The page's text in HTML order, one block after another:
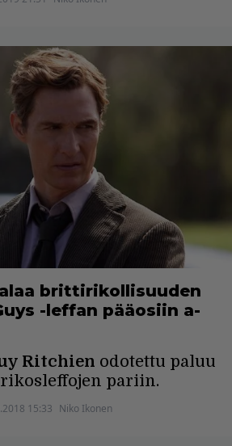
brittirikollisuuden
-leffan pääosiin a-
Ritchien odotettu paluu
pariin.
15:33 Niko Ikonen